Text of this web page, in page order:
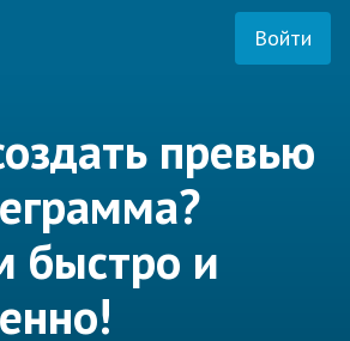
Войти
превью
быстро и